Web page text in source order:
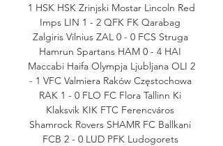
1 HSK HSK Zrinjski Mostar Lincoln Red
Imps LIN 1 - 2 QFK FK Qarabag
Zalgiris Vilnius ZAL 0 - 0 FCS Struga
Hamrun Spartans HAM 0 - 4 HAI
Maccabi Haifa Olympja Ljubljana OLI 2
- 1 VFC Valmiera Raków Częstochowa
RAK 1 - 0 FLO FC Flora Tallinn Ki
Klaksvik KIK FTC Ferencváros
Shamrock Rovers SHAMR FC Ballkani
FCB 2 - 0 LUD PFK Ludogorets